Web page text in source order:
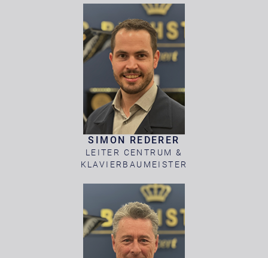
SIMON REDERER
LEITER CENTRUM &
KLAVIERBAUMEISTER